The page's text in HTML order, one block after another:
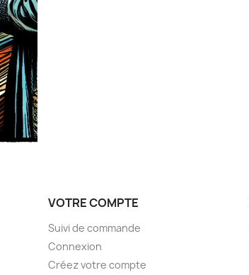
VOTRE COMPTE
Suivi de commande
Connexion
Créez votre compte